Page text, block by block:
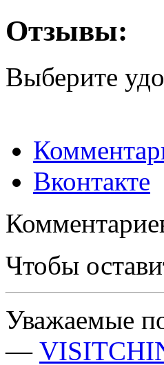
Отзывы:
Выберите
Вконтакте
Чтобы
Уважаемые
—